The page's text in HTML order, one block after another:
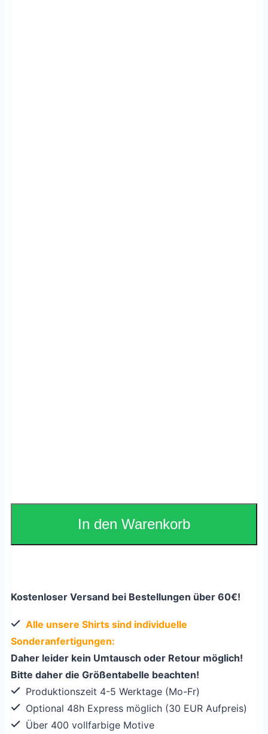
In den Warenkorb
Kostenloser Versand bei Bestellungen über 60€!
Alle unsere Shirts sind individuelle
Sonderanfertigungen:
Daher leider kein Umtausch oder Retour möglich!
Bitte daher die Größentabelle beachten!
Produktionszeit 4-5 Werktage (Mo-Fr)
Optional 48h Express möglich (30 EUR Aufpreis)
Über 400 vollfarbige Motive